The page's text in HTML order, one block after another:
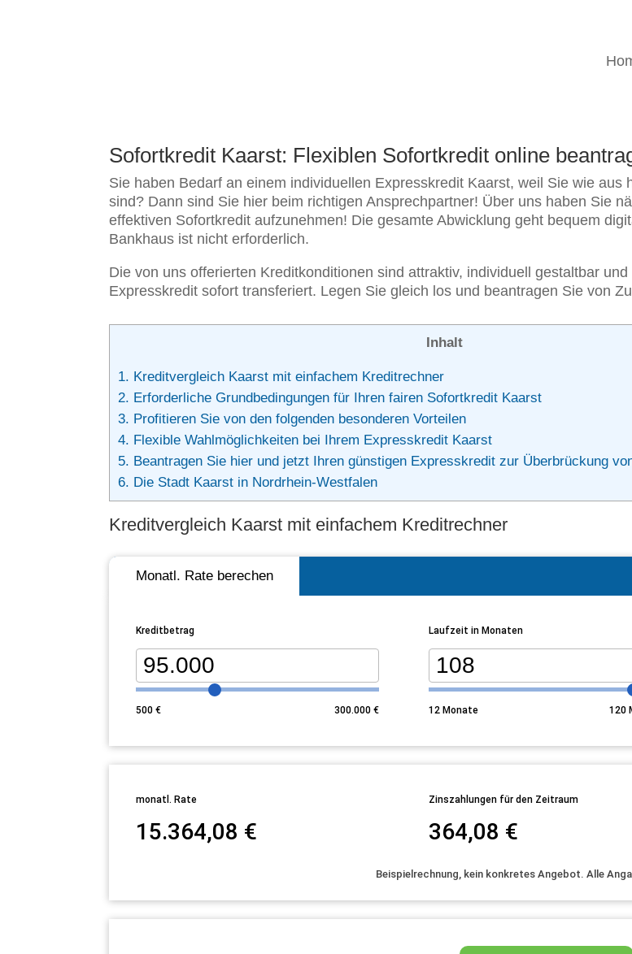
Sofortkredit Kaarst: Flexiblen Sofortkredit online
Sie haben Bedarf an einem individuellen Expresskredit Kaarst, weil Sie wie
sind? Dann sind Sie hier beim richtigen Ansprechpartner! Über uns haben Sie
effektiven Sofortkredit aufzunehmen! Die gesamte Abwicklung geht bequem
Bankhaus ist nicht erforderlich.
Die von uns offerierten Kreditkonditionen sind attraktiv, individuell gestaltbar
Expresskredit sofort transferiert. Legen Sie gleich los und beantragen Sie von
Inhalt
1. Kreditvergleich Kaarst mit einfachem Kreditrechner
2. Erforderliche Grundbedingungen für Ihren fairen Sofortkredit Kaarst
3. Profitieren Sie von den folgenden besonderen Vorteilen
4. Flexible Wahlmöglichkeiten bei Ihrem Expresskredit Kaarst
5. Beantragen Sie hier und jetzt Ihren günstigen Expresskredit zur Überbrückung
6. Die Stadt Kaarst in Nordrhein-Westfalen
Kreditvergleich Kaarst mit einfachem Kreditrechner
Monatl. Rate berechen
Kreditbetrag
500€ 300.000 €
Laufzeit in Monaten
12Monate 120
monatl. Rate
15.364,08 €
Zinszahlungen für den Zeitraum
364,08 €
Beispielrechnung, kein konkretes Angebot. Alle